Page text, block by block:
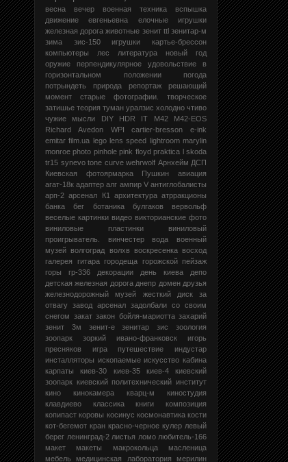
весна
вечер военная техника
вспышка
движение
евгеньевна
елочные игрушки
железная дорога животные зенит ttl зенитар-м
зима
зис-150 игрушки
картье-брессон
компьютеры
лес литература
новый год
оружие
перпендикулярное удовольствие в
горизонтальном положении
погода
потрындеть
природа репортаж
решающий
момент
старые фотографии.
творческое
затишье теория туман уралзис холодно чтиво
чужие мысли
DIY HDR IT M42
M42-EOS
Richard Avedon
WPI cartier-bresson
e-ink
emitar film.ua lego lens speed lightroom marylin
monroe photo pinhole pink floyd praktica l
skoda
tr15 synevo tone curve wehrwolf Арнхейм ДСП
Киевская фотоярмарка
Пушкин
авиация
агат-18к адаптер алг ампир V антиглобалисты
арп-2 арсенал К1 архитектура атрракционы
банка
бег ботаника булгаков
вервольф
веселые картинки видео викторианские фото
виниловые пластинки
виниловый
проигрыватель.
винчестер вода
военный
музей волгоград волхв воскресенка
восход
галерея
гитара городеща
горожской пейзаж
горы
гр-336 декорации день киева
депо
детская железная дорога днепр домен друзья
железнодорожный музей
жесткий диск
за
отвагу
завод арсенал
задолбали со своим
снегом
закат закон бойля-мариотта захарий
зенит 3м
зенит-е зенитар зис
зоология
зоопарк
зоркий ивано-франковск
игорь
пресняков
игра путешествие
индустар
инсталляторы ископаемые искусство кабина
карпаты
киев-30 киев-35 киев-4
киевский
зоопарк киевский политехнический институт
кино
кинокамера кварц-м
киностудия
клавдиево
классика книги
композиция
копипаст коровы косинус космонавтика кости
кот-бегемот кран красно-черное кулер левый
берег ленинград-2 листья ломо любитель-166
макет
макеты макрокольца
масленица
мебель
медицинская лаборатория
мерилин